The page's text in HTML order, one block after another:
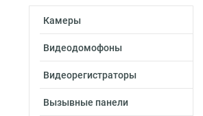
Камеры
Видеодомофоны
Видеорегистраторы
Вызывные панели